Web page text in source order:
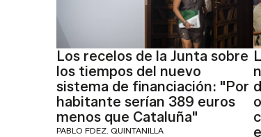
Los recelos de la Junta sobre
los tiempos del nuevo
sistema de financiación: "Por
habitante serían 389 euros
menos que Cataluña"
PABLO FDEZ. QUINTANILLA